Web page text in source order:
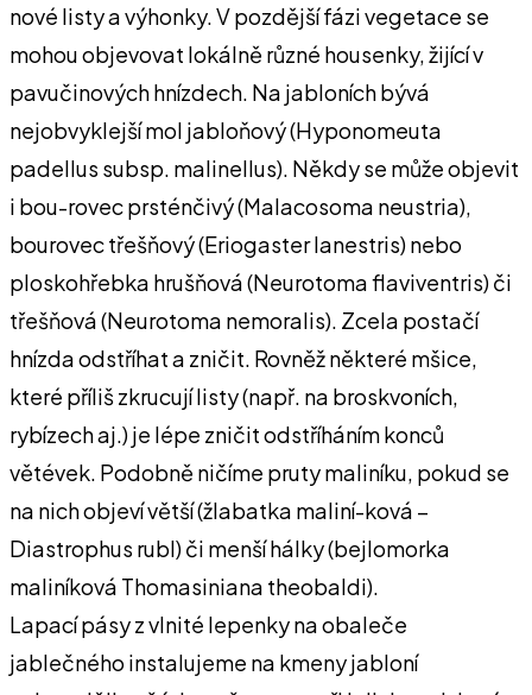
nové listy a výhonky. V pozdější fázi vegetace se
mohou objevovat lokálně různé housenky, žijící v
pavučinových hnízdech. Na jabloních bývá
nejobvyklejší mol jabloňový (Hyponomeuta
padellus subsp. malinellus). Někdy se může objevit
i bou-rovec prsténčivý (Malacosoma neustria),
bourovec třešňový (Eriogaster lanestris) nebo
ploskohřebka hrušňová (Neurotoma flaviventris) či
třešňová (Neurotoma nemoralis). Zcela postačí
hnízda odstříhat a zničit. Rovněž některé mšice,
které příliš zkrucují listy (např. na broskvoních,
rybízech aj.) je lépe zničit odstříháním konců
větévek. Podobně ničíme pruty maliníku, pokud se
na nich objeví větší (žlabatka maliní-ková –
Diastrophus rubl) či menší hálky (bejlomorka
maliníková Thomasiniana theobaldi).
Lapací pásy z vlnité lepenky na obaleče
jablečného instalujeme na kmeny jabloní